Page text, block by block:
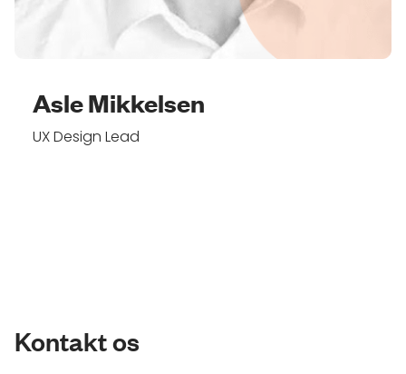
Asle Mikkelsen
UX Design Lead
Kontakt os